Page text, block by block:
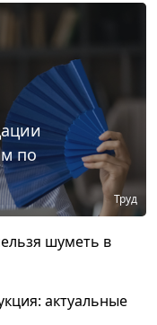
по
Труд
шуметь в
актуальные